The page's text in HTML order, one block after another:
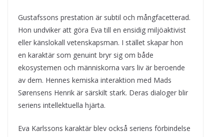
Gustafssons prestation är subtil och mångfacetterad.
Hon undviker att göra Eva till en ensidig miljöaktivist
eller känslokall vetenskapsman. I stället skapar hon
en karaktär som genuint bryr sig om både
ekosystemen och människorna vars liv är beroende
av dem. Hennes kemiska interaktion med Mads
Sørensens Henrik är särskilt stark. Deras dialoger blir
seriens intellektuella hjärta.
Eva Karlssons karaktär blev också seriens förbindelse